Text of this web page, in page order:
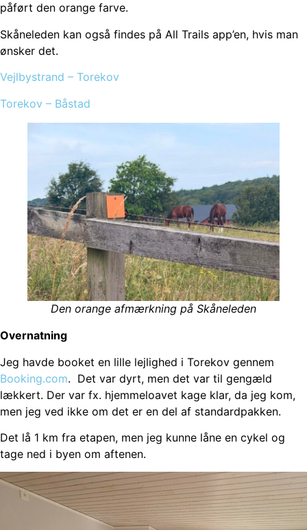
påført den orange farve.
Skåneleden kan også findes på All Trails app’en, hvis man
ønsker det.
Vejlbystrand – Torekov
Torekov – Båstad
Den orange afmærkning på Skåneleden
Overnatning
Jeg havde booket en lille lejlighed i Torekov gennem
Booking.com. Det var dyrt, men det var til gengæld
lækkert. Der var fx. hjemmeloavet kage klar, da jeg kom,
men jeg ved ikke om det er en del af standardpakken.
Det lå 1 km fra etapen, men jeg kunne låne en cykel og
tage ned i byen om aftenen.